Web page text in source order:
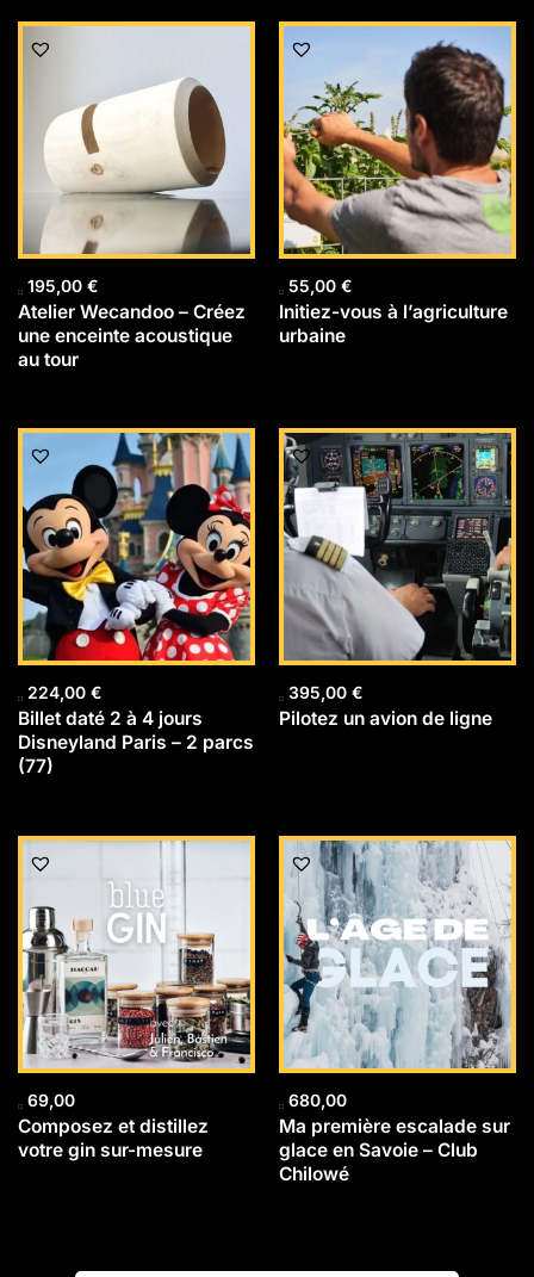
195,00 €
Atelier Wecandoo – Créez
une enceinte acoustique
au tour
55,00 €
Initiez-vous à l’agriculture
urbaine
224,00 €
Billet daté 2 à 4 jours
Disneyland Paris – 2 parcs
(77)
395,00 €
Pilotez un avion de ligne
69,00
Composez et distillez
votre gin sur-mesure
680,00
Ma première escalade sur
glace en Savoie – Club
Chilowé